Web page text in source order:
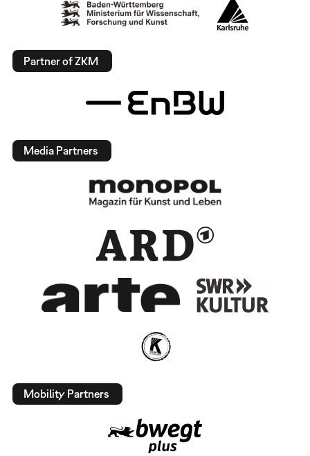
Partner of ZKM
Media Partners
Mobility Partners